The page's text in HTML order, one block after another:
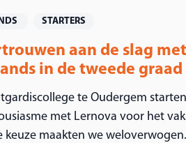
STARTERS
aan de slag
in de tweede graad
te Oudergem
met Lernova voor het
keuze maakten we